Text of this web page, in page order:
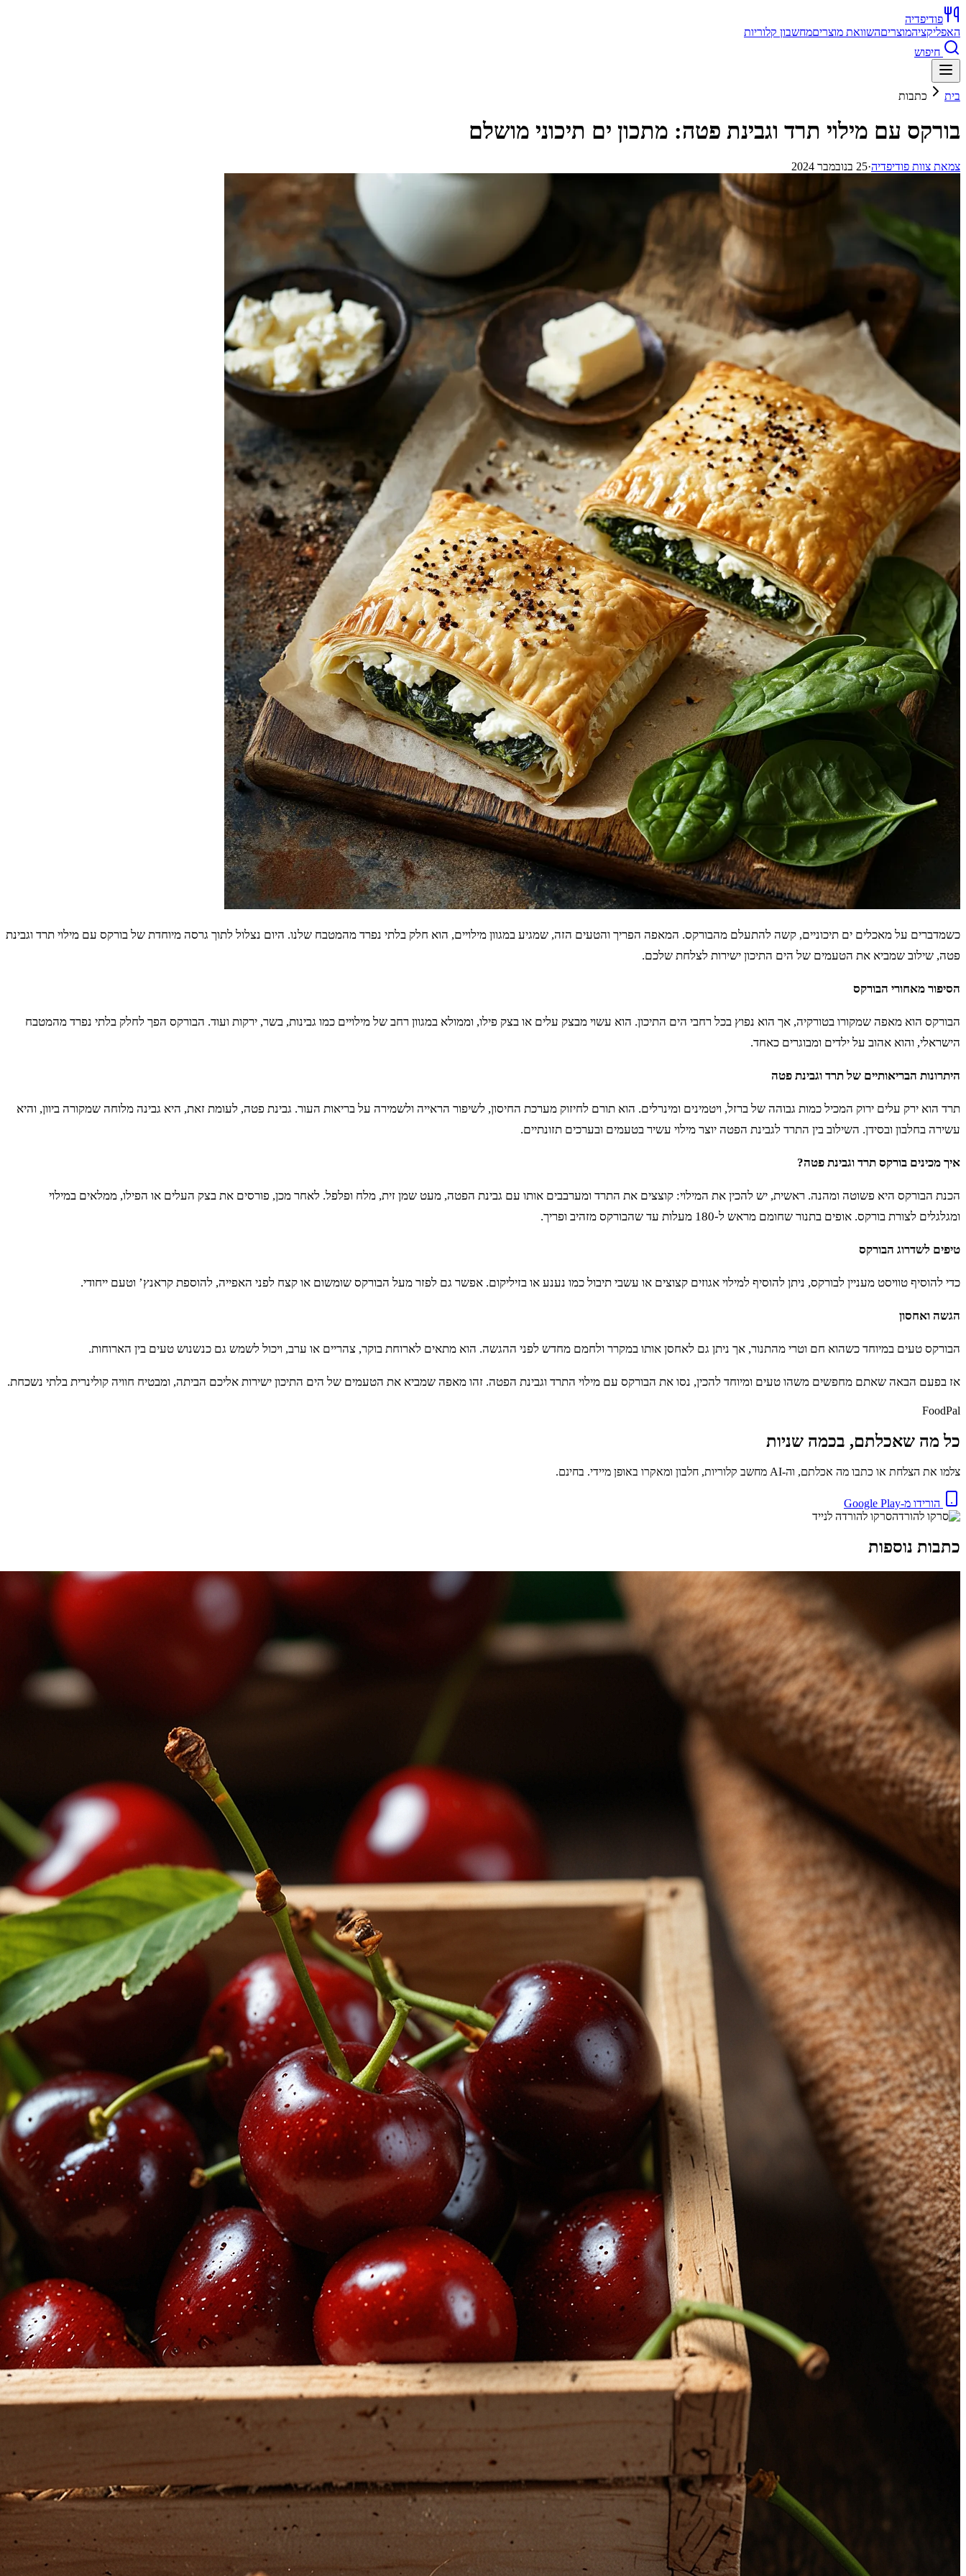
פודיפדיה
האפליקציהמוצריםהשוואת מוצריםמחשבון קלוריות
חיפוש
בית כתבות
בורקס עם מילוי תרד וגבינת פטה: מתכון ים תיכוני מושלם
צמאת צוות פודיפדיה·25 בנובמבר 2024
כשמדברים על מאכלים ים תיכוניים, קשה להתעלם מהבורקס. המאפה הפריך והטעים הזה, שמגיע במגוון מילויים, הוא חלק בלתי נפרד מהמטבח שלנו. היום נצלול לתוך גרסה מיוחדת של בורקס עם מילוי תרד וגבינת
פטה, שילוב שמביא את הטעמים של הים התיכון ישירות לצלחת שלכם.
הסיפור מאחורי הבורקס
הבורקס הוא מאפה שמקורו בטורקיה, אך הוא נפוץ בכל רחבי הים התיכון. הוא עשוי מבצק עלים או בצק פילו, וממולא במגוון רחב של מילויים כמו גבינות, בשר, ירקות ועוד. הבורקס הפך לחלק בלתי נפרד מהמטבח
הישראלי, והוא אהוב על ילדים ומבוגרים כאחד.
היתרונות הבריאותיים של תרד וגבינת פטה
תרד הוא ירק עלים ירוק המכיל כמות גבוהה של ברזל, ויטמינים ומינרלים. הוא תורם לחיזוק מערכת החיסון, לשיפור הראייה ולשמירה על בריאות העור. גבינת פטה, לעומת זאת, היא גבינה מלוחה שמקורה ביוון, והיא
עשירה בחלבון ובסידן. השילוב בין התרד לגבינת הפטה יוצר מילוי עשיר בטעמים ובערכים תזונתיים.
איך מכינים בורקס תרד וגבינת פטה?
הכנת הבורקס היא פשוטה ומהנה. ראשית, יש להכין את המילוי: קוצצים את התרד ומערבבים אותו עם גבינת הפטה, מעט שמן זית, מלח ופלפל. לאחר מכן, פורסים את בצק העלים או הפילו, ממלאים במילוי
ומגלגלים לצורת בורקס. אופים בתנור שחומם מראש ל-180 מעלות עד שהבורקס מזהיב ופריך.
טיפים לשדרוג הבורקס
כדי להוסיף טוויסט מעניין לבורקס, ניתן להוסיף למילוי אגוזים קצוצים או עשבי תיבול כמו נענע או בזיליקום. אפשר גם לפזר מעל הבורקס שומשום או קצח לפני האפייה, להוספת קראנץ’ וטעם ייחודי.
הגשה ואחסון
הבורקס טעים במיוחד כשהוא חם וטרי מהתנור, אך ניתן גם לאחסן אותו במקרר ולחמם מחדש לפני ההגשה. הוא מתאים לארוחת בוקר, צהריים או ערב, ויכול לשמש גם כנשנוש טעים בין הארוחות.
אז בפעם הבאה שאתם מחפשים משהו טעים ומיוחד להכין, נסו את הבורקס עם מילוי התרד וגבינת הפטה. זהו מאפה שמביא את הטעמים של הים התיכון ישירות אליכם הביתה, ומבטיח חוויה קולינרית בלתי נשכחת.
FoodPal
כל מה שאכלתם, בכמה שניות
צלמו את הצלחת או כתבו מה אכלתם, וה-AI מחשב קלוריות, חלבון ומאקרו באופן מיידי. בחינם.
הורידו מ-Google Play
סרקו להורדה לנייד
כתבות נוספות